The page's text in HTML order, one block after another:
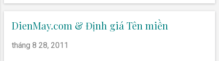
yếu tố căn bản nhất trong Digital
Marketing Mix là Product & Price để giúp
các bạn hiểu thêm về digital marketing
cũng như việc vận dụng thực tế 4Ps
DienMay.com & Định giá Tên miền
tháng 8 28, 2011